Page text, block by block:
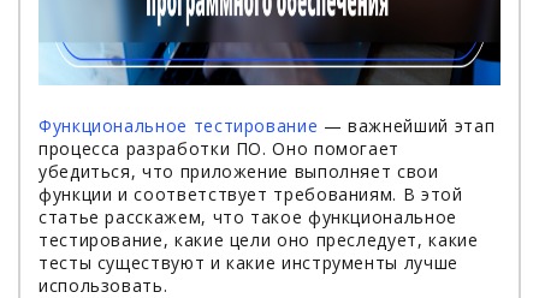
Функциональное тестирование — важнейший этап
процесса разработки ПО. Оно помогает
убедиться, что приложение выполняет свои
функции и соответствует требованиям. В этой
статье расскажем, что такое функциональное
тестирование, какие цели оно преследует, какие
тесты существуют и какие инструменты лучше
использовать.